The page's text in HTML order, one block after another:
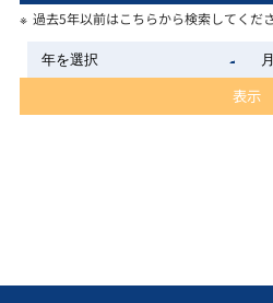
過去5年以前はこちらから検索してくだ
表示